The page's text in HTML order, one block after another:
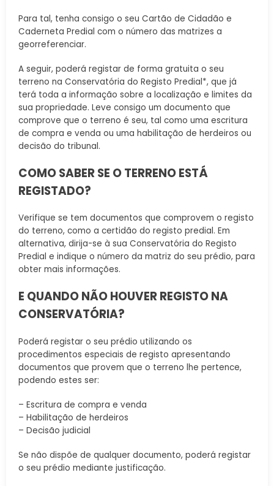
Para tal, tenha consigo o seu Cartão de Cidadão e
Caderneta Predial com o número das matrizes a
georreferenciar.
A seguir, poderá registar de forma gratuita o seu
terreno na Conservatória do Registo Predial*, que já
terá toda a informação sobre a localização e limites da
sua propriedade. Leve consigo um documento que
comprove que o terreno é seu, tal como uma escritura
de compra e venda ou uma habilitação de herdeiros ou
decisão do tribunal.
COMO SABER SE O TERRENO ESTÁ
REGISTADO?
Verifique se tem documentos que comprovem o registo
do terreno, como a certidão do registo predial. Em
alternativa, dirija-se à sua Conservatória do Registo
Predial e indique o número da matriz do seu prédio, para
obter mais informações.
E QUANDO NÃO HOUVER REGISTO NA
CONSERVATÓRIA?
Poderá registar o seu prédio utilizando os
procedimentos especiais de registo apresentando
documentos que provem que o terreno lhe pertence,
podendo estes ser:
– Escritura de compra e venda
– Habilitação de herdeiros
– Decisão judicial
Se não dispõe de qualquer documento, poderá registar
o seu prédio mediante justificação.